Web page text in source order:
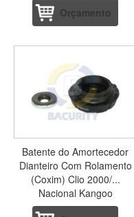
Orçamento
Batente do Amortecedor
Dianteiro Com Rolamento
(Coxim) Clio 2000/...
Nacional Kangoo